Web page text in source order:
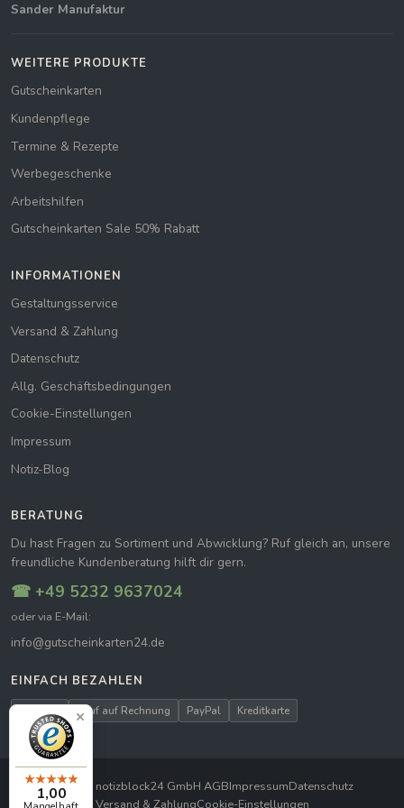
Sander Manufaktur
WEITERE PRODUKTE
Gutscheinkarten
Kundenpflege
Termine & Rezepte
Werbegeschenke
Arbeitshilfen
Gutscheinkarten Sale 50% Rabatt
INFORMATIONEN
Gestaltungsservice
Versand & Zahlung
Datenschutz
Allg. Geschäftsbedingungen
Cookie-Einstellungen
Impressum
Notiz-Blog
BERATUNG
Du hast Fragen zu Sortiment und Abwicklung? Ruf gleich an, unsere
freundliche Kundenberatung hilft dir gern.
☎ +49 5232 9637024
oder via E-Mail:
info@gutscheinkarten24.de
EINFACH BEZAHLEN
Kauf auf Rechnung PayPal Kreditkarte
© 2026 notizblock24 GmbH AGBImpressumDatenschutz
Versand & ZahlungCookie-Einstellungen
1,00